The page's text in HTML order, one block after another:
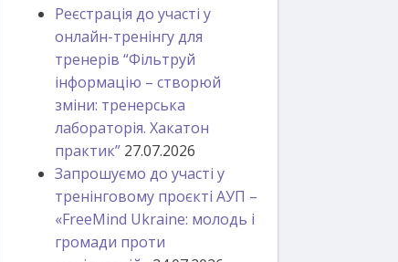
Реєстрація до участі у
онлайн-тренінгу для
тренерів “Фільтруй
інформацію – створюй
зміни: тренерська
лабораторія. Хакатон
практик” 27.07.2026
Запрошуємо до участі у
тренінговому проєкті АУП –
«FreeMind Ukraine: молодь і
громади проти